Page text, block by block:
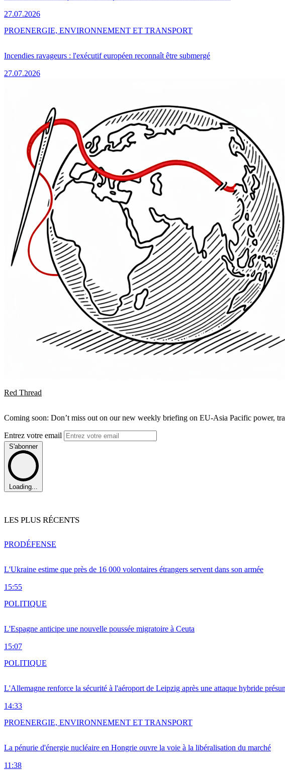
27.07.2026
Incendies ravageurs : l'exécutif européen reconnaît être submergé
27.07.2026
PROENERGIE, ENVIRONNEMENT ET TRANSPORT
Red Thread
Coming soon: Don’t miss out on our new weekly briefing on EU-Asia Pacific power,
Entrez votre email
S'abonner
Loading...
LES PLUS RÉCENTS
L'Ukraine estime que près de 16 000 volontaires étrangers servent dans son armée
15:55
PRODÉFENSE
L'Espagne anticipe une nouvelle poussée migratoire à Ceuta
15:07
POLITIQUE
L'Allemagne renforce la sécurité à l'aéroport de Leipzig après une attaque hybride
14:33
POLITIQUE
La pénurie d'énergie nucléaire en Hongrie ouvre la voie à la libéralisation du marché
11:38
PROENERGIE, ENVIRONNEMENT ET TRANSPORT